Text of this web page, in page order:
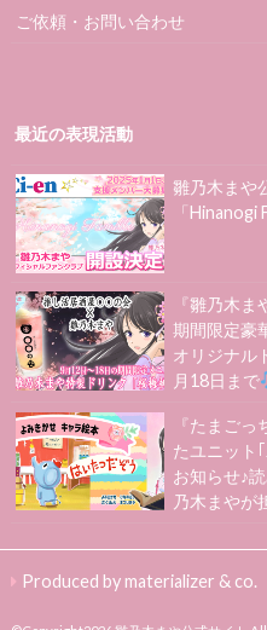
ご依頼・お問い合わせ
最近の表現活動
雛乃木まや
「Hinanogi
『雛乃木
期間限定豪
オリジナル
月18日まで
『たまご
たユニット
お知らせ♪
乃木まやが
Produced by materializer & co.